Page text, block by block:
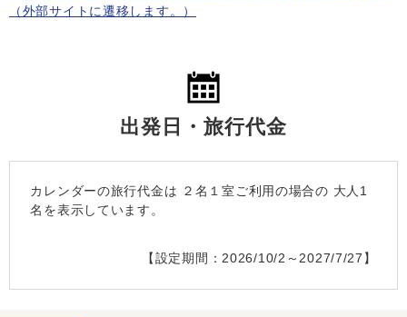
（外部サイトに遷移します。）
出発日・旅行代金
カレンダーの旅行代金は ２名１室 ご利用の場合の 大人1
名を表示しています。
【設定期間：2026/10/2～2027/7/27】